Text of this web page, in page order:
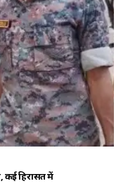
कई हिरासत में